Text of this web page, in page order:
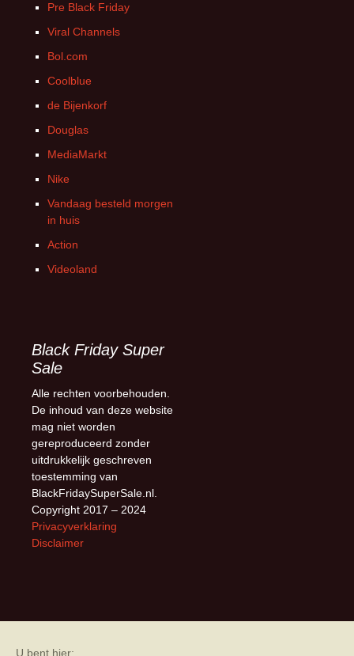
Pre Black Friday
Viral Channels
Bol.com
Coolblue
de Bijenkorf
Douglas
MediaMarkt
Nike
Vandaag besteld morgen
in huis
Action
Videoland
Black Friday Super
Sale
Alle rechten voorbehouden.
De inhoud van deze website
mag niet worden
gereproduceerd zonder
uitdrukkelijk geschreven
toestemming van
BlackFridaySuperSale.nl.
Copyright 2017 – 2024
Privacyverklaring
Disclaimer
U bent hier: